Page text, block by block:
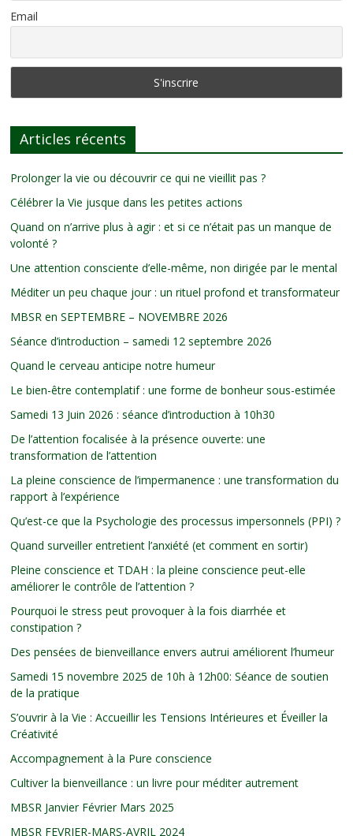
Email
Articles récents
Prolonger la vie ou découvrir ce qui ne vieillit pas ?
Célébrer la Vie jusque dans les petites actions
Quand on n’arrive plus à agir : et si ce n’était pas un manque de
volonté ?
Une attention consciente d’elle-même, non dirigée par le mental
Méditer un peu chaque jour : un rituel profond et transformateur
MBSR en SEPTEMBRE – NOVEMBRE 2026
Séance d’introduction – samedi 12 septembre 2026
Quand le cerveau anticipe notre humeur
Le bien-être contemplatif : une forme de bonheur sous-estimée
Samedi 13 Juin 2026 : séance d’introduction à 10h30
De l’attention focalisée à la présence ouverte: une
transformation de l’attention
La pleine conscience de l’impermanence : une transformation du
rapport à l’expérience
Qu’est-ce que la Psychologie des processus impersonnels (PPI) ?
Quand surveiller entretient l’anxiété (et comment en sortir)
Pleine conscience et TDAH : la pleine conscience peut-elle
améliorer le contrôle de l’attention ?
Pourquoi le stress peut provoquer à la fois diarrhée et
constipation ?
Des pensées de bienveillance envers autrui améliorent l’humeur
Samedi 15 novembre 2025 de 10h à 12h00: Séance de soutien
de la pratique
S’ouvrir à la Vie : Accueillir les Tensions Intérieures et Éveiller la
Créativité
Accompagnement à la Pure conscience
Cultiver la bienveillance : un livre pour méditer autrement
MBSR Janvier Février Mars 2025
MBSR FEVRIER-MARS-AVRIL 2024